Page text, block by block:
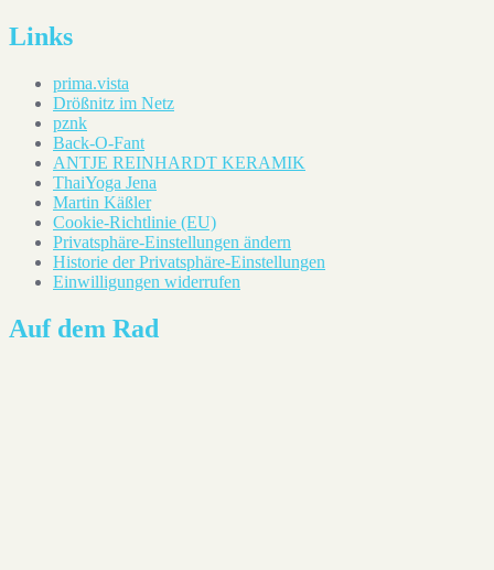
Links
prima.vista
Drößnitz im Netz
pznk
Back-O-Fant
ANTJE REINHARDT KERAMIK
ThaiYoga Jena
Martin Käßler
Cookie-Richtlinie (EU)
Privatsphäre-Einstellungen ändern
Historie der Privatsphäre-Einstellungen
Einwilligungen widerrufen
Auf dem Rad